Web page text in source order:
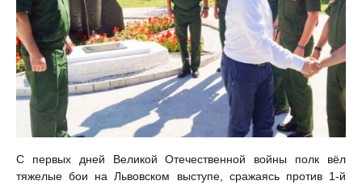
С первых дней Великой Отечественной войны полк вёл
тяжелые бои на Львовском выступе, сражаясь против 1-й